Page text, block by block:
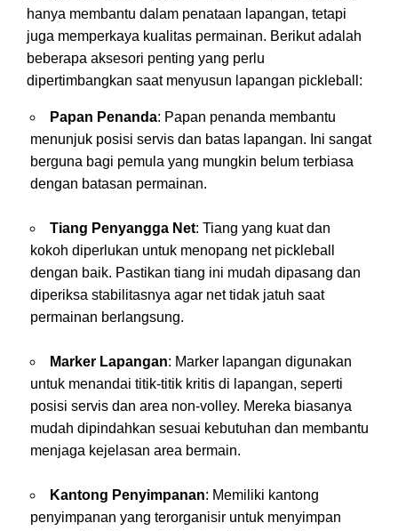
hanya membantu dalam penataan lapangan, tetapi
juga memperkaya kualitas permainan. Berikut adalah
beberapa aksesori penting yang perlu
dipertimbangkan saat menyusun lapangan pickleball:
Papan Penanda: Papan penanda membantu
menunjuk posisi servis dan batas lapangan. Ini sangat
berguna bagi pemula yang mungkin belum terbiasa
dengan batasan permainan.
Tiang Penyangga Net: Tiang yang kuat dan
kokoh diperlukan untuk menopang net pickleball
dengan baik. Pastikan tiang ini mudah dipasang dan
diperiksa stabilitasnya agar net tidak jatuh saat
permainan berlangsung.
Marker Lapangan: Marker lapangan digunakan
untuk menandai titik-titik kritis di lapangan, seperti
posisi servis dan area non-volley. Mereka biasanya
mudah dipindahkan sesuai kebutuhan dan membantu
menjaga kejelasan area bermain.
Kantong Penyimpanan: Memiliki kantong
penyimpanan yang terorganisir untuk menyimpan